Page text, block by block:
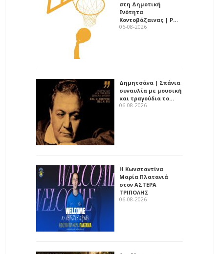
στη Δημοτική
Ενότητα
Κοντοβάζαινας | Ρ…
06-08-2026
Δημητσάνα | Σπάνια
συναυλία με μουσική
και τραγούδια το…
06-08-2026
Η Κωνσταντίνα
Μαρία Πλατανιά
στον ΑΣΤΕΡΑ
ΤΡΙΠΟΛΗΣ
06-08-2026